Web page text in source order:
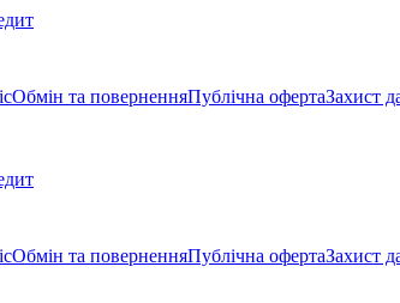
Обмін та поверненняПублічна офертаЗахист
Обмін та поверненняПублічна офертаЗахист